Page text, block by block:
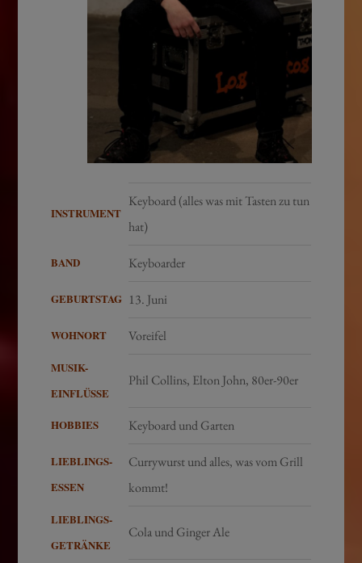
INSTRUMENT
Keyboard (alles was mit Tasten zu tun
hat)
BAND Keyboarder
GEBURTSTAG 13. Juni
WOHNORT Voreifel
MUSIK-
EINFLÜSSE
Phil Collins, Elton John, 80er-90er
HOBBIES Keyboard und Garten
LIEBLINGS-
ESSEN
Currywurst und alles, was vom Grill
kommt!
LIEBLINGS-
GETRÄNKE
Cola und Ginger Ale